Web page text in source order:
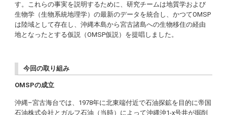
す。これらの事実を説明するために、研究チームは地質学および
生物学（生物系統地理学）の最新のデータを統合し、かつてOMSP
は陸域として存在し、沖縄本島から宮古諸島への生物移住の経由
地となったとする仮説（OMSP仮説）を提唱しました。
今回の取り組み
OMSPの成立
沖縄–宮古海台では、1978年に北東端付近で石油探鉱を目的に帝国
石油株式会社とガルフ石油（当時）によって沖縄沖1-x号井が掘削